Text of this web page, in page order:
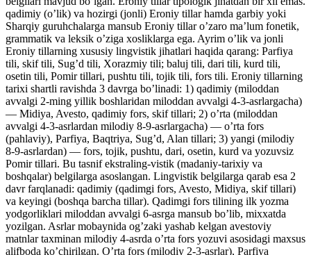
qadimiy (o’lik) va hozirgi (jonli) Eroniy tillar hamda garbiy yoki
Sharqiy guruhchalarga mansub Eroniy tillar o’zaro ma’lum fonetik,
grammatik va leksik o’ziga xosliklarga ega. Ayrim o’lik va jonli
Eroniy tillarning xususiy lingvistik jihatlari haqida qarang: Parfiya
tili, skif tili, Sug’d tili, Xorazmiy tili; baluj tili, dari tili, kurd tili,
osetin tili, Pomir tillari, pushtu tili, tojik tili, fors tili. Eroniy tillarning
tarixi shartli ravishda 3 davrga bo’linadi: 1) qadimiy (miloddan
avvalgi 2-ming yillik boshlaridan miloddan avvalgi 4-3-asrlargacha)
— Midiya, Avesto, qadimiy fors, skif tillari; 2) o’rta (miloddan
avvalgi 4-3-asrlardan milodiy 8-9-asrlargacha) — o’rta fors
(pahlaviy), Parfiya, Baqtriya, Sug’d, Alan tillari; 3) yangi (milodiy
8-9-asrlardan) — fors, tojik, pushtu, dari, osetin, kurd va yozuvsiz
Pomir tillari. Bu tasnif ekstraling-vistik (madaniy-tarixiy va
boshqalar) belgilarga asoslangan. Lingvistik belgilarga qarab esa 2
davr farqlanadi: qadimiy (qadimgi fors, Avesto, Midiya, skif tillari)
va keyingi (boshqa barcha tillar). Qadimgi fors tilining ilk yozma
yodgorliklari miloddan avvalgi 6-asrga mansub bo’lib, mixxatda
yozilgan. Asrlar mobaynida og’zaki yashab kelgan avestoviy
matnlar taxminan milodiy 4-asrda o’rta fors yozuvi asosidagi maxsus
alifboda ko’chirilgan. O’rta fors (milodiy 2-3-asrlar), Parfiya